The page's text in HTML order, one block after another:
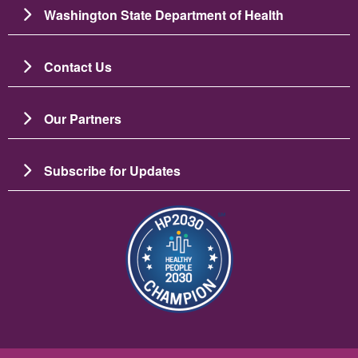
Washington State Department of Health
Contact Us
Our Partners
Subscribe for Updates